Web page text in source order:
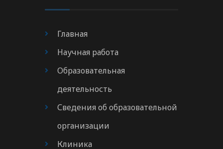
Главная
Научная работа
Образовательная
деятельность
Сведения об образовательной
организации
Клиника